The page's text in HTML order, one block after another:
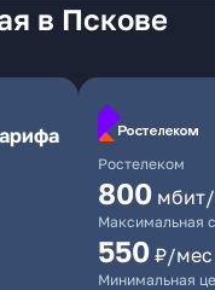
в Пскове
Ростелеком
800
Максимальная
550 ₽/мес
Минимальная